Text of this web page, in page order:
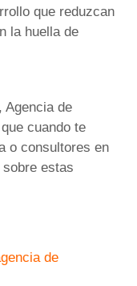
que reduzcan
la huella de
Agencia de
cuando te
o consultores en
estas
de